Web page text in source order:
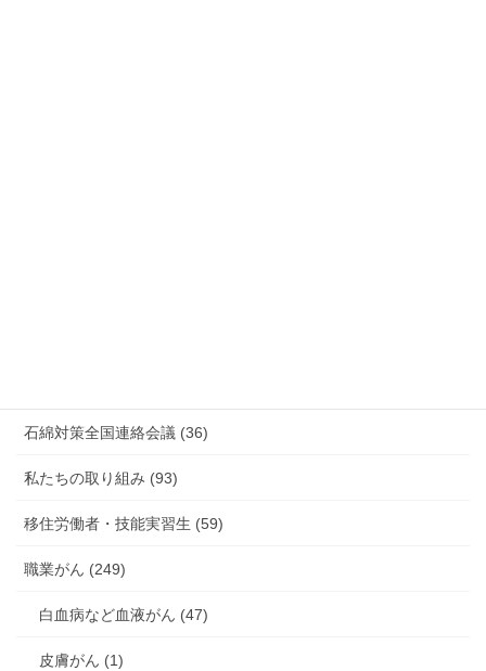
石綿対策全国連絡会議 (36)
私たちの取り組み (93)
移住労働者・技能実習生 (59)
職業がん (249)
白血病など血液がん (47)
皮膚がん (1)